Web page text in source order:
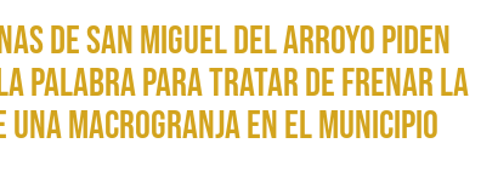
de San Miguel del Arroyo piden
la Palabra para tratar de frenar la
macrogranja en el municipio